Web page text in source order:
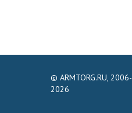
© ARMTORG.RU, 2006-
2026